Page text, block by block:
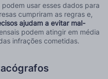
usar esses dados para
cumpriram as regras e,
ajudam a evitar mal-
podem atingir em média
infrações cometidas.